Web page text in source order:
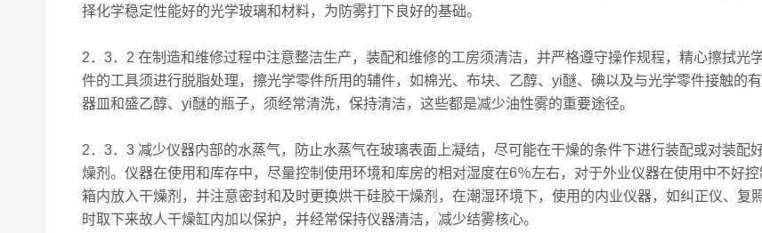
择化学稳定性能好的光学玻璃和材料，为防雾打下良好的基础。
2．3．2 在制造和维修过程中注意整洁生产，装配和维修的工房须清洁，并严格遵守操作规程，精心擦拭光
件的工具须进行脱脂处理，擦光学零件所用的辅件，如棉光、布块、乙醇、yi醚、碘以及与光学零件接触的
器皿和盛乙醇、yi醚的瓶子，须经常清洗，保持清洁，这些都是减少油性雾的重要途径。
2．3．3 减少仪器内部的水蒸气，防止水蒸气在玻璃表面上凝结，尽可能在干燥的条件下进行装配或对装配
燥剂。仪器在使用和库存中，尽量控制使用环境和库房的相对湿度在6％左右，对于外业仪器在使用中不好
箱内放入干燥剂，并注意密封和及时更换烘干硅胶干燥剂，在潮湿环境下，使用的内业仪器，如纠正仪、复
时取下来故人干燥缸内加以保护，并经常保持仪器清洁，减少结雾核心。